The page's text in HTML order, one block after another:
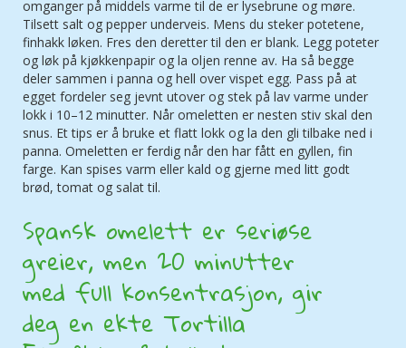
omganger på middels varme til de er lysebrune og møre.
Tilsett salt og pepper underveis. Mens du steker potetene,
finhakk løken. Fres den deretter til den er blank. Legg poteter
og løk på kjøkkenpapir og la oljen renne av. Ha så begge
deler sammen i panna og hell over vispet egg. Pass på at
egget fordeler seg jevnt utover og stek på lav varme under
lokk i 10–12 minutter. Når omeletten er nesten stiv skal den
snus. Et tips er å bruke et flatt lokk og la den gli tilbake ned i
panna. Omeletten er ferdig når den har fått en gyllen, fin
farge. Kan spises varm eller kald og gjerne med litt godt
brød, tomat og salat til.
Spansk omelett er seriøse
greier, men 20 minutter
med full konsentrasjon, gir
deg en ekte Tortilla